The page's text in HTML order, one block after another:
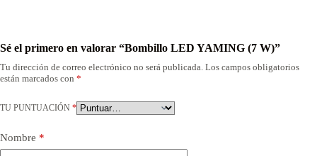
Sé el primero en valorar “Bombillo LED YAMING (7 W)”
Tu dirección de correo electrónico no será publicada. Los campos obligatorios
están marcados con *
TU PUNTUACIÓN *
Nombre *